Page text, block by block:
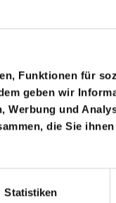
Funktionen für
geben wir
Werbung und
die Sie
Statistiken